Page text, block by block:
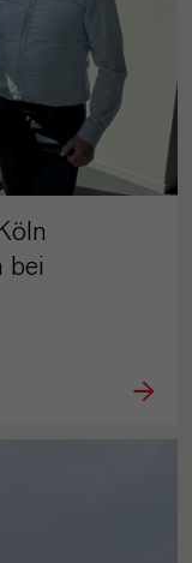
bei